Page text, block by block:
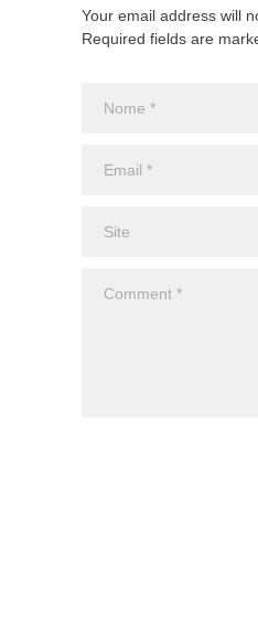
Your email address will
Required fields are